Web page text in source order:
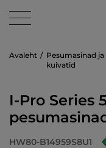
Avaleht
Pesumasinad ja
kuivatid
I-Pro Series
HW80-B14959S8U1